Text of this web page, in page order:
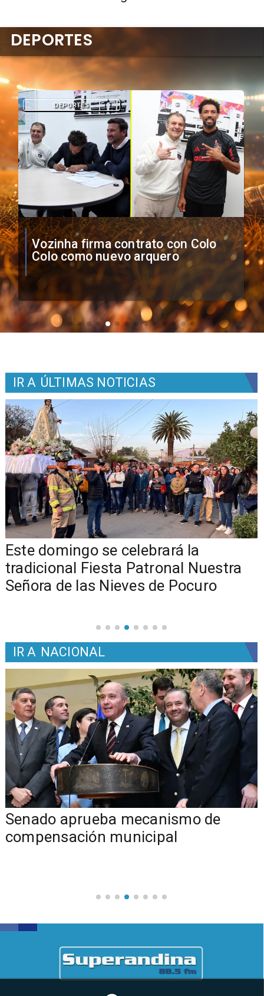
O'Higgins cae por penales ante
Boca Juniors en Copa
Sudamericana
DEPORTES
DEPORTES
IR A ÚLTIMAS NOTICIAS
Este domingo se celebrará la
tradicional Fiesta Patronal Nuestra
Señora de las Nieves de Pocuro
IR A NACIONAL
Senado aprueba mecanismo de
compensación municipal